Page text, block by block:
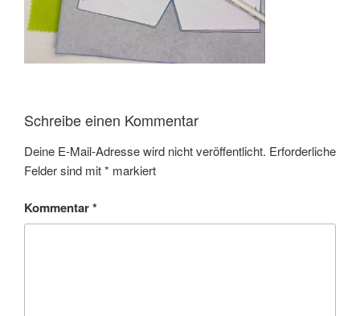
Schreibe einen Kommentar
Deine E-Mail-Adresse wird nicht veröffentlicht. Erforderliche
Felder sind mit* markiert
Kommentar*